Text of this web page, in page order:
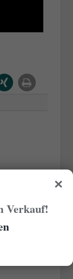
×
Verkauf!